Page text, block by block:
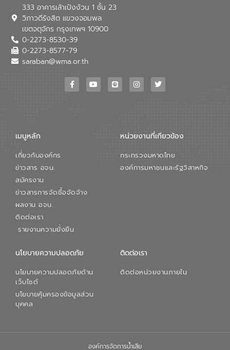
ใช้น้ำที่พุ่งสูงขึ้นจากการขยายตัวของ
การองค์การจัดการน้ำเสีย กล่าวถึงภารกิจ
เพื่อสนับสนุนการพัฒนาเมืองอย่างยั่งยืน
ขณะที่ นายบดินทร์ อุดล กรรมการผู้อำนวย
สมดุลทางเศรษฐกิจและสิ่งแวดล้อมได้อย่าง
ภาคเอกชนในครั้งนี้ นับเป็นก้าวสำคัญของ
องค์การจัดการน้ำเสีย (อจน.) ในการร่วมวาง
333 อาคารเล้าเป้งง้วน 1 ชั้น 23
วิภาวดีรังสิต แขวงจอมพล
เขตจตุจักร กรุงเทพฯ 10900
0-2273-8530-39
0-2273-8577-79
saraban@wma.or.th
เมนูหลัก
เกี่ยวกับองค์กร
ข่าวสาร อจน.
สมัครงาน
ข่าวสารการจัดซื้อจัดจ้าง
ผลงาน อจน.
ติดต่อเรา
รายงานความยั่งยืน
หน่วยงานที่เกียวข้อง
กระทรวงมหาดไทย
องค์การมหาชนและรัฐวิสาหกิจ
นโยบายความปลอดภัย
นโยบายความปลอดภัยด้าน
เว็บไซต์
นโยบายคุ้มครองข้อมูลส่วน
บุคคล
ติดต่อเรา
ติดต่อหน่วยงานภายใน
องค์การจัดการน้ำเสีย